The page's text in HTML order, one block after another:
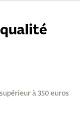
à 350 euros